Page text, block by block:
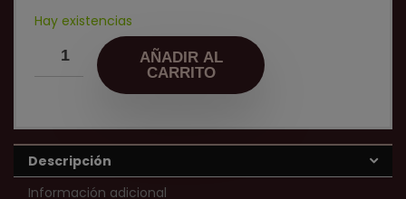
original
era:
23,00 €.
actual
es:
22,00 €.
Hay existencias
AÑADIR AL
CARRITO
Descripción
Información adicional